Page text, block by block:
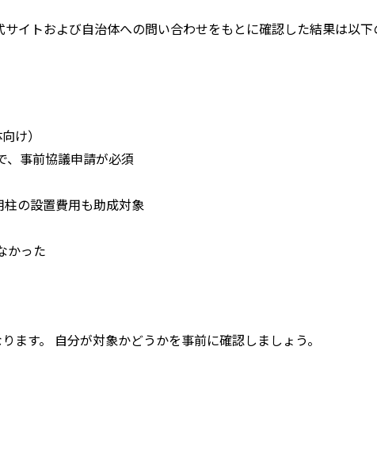
イトおよび自治体への問い合わせをもとに確認した結果は以下
け）
、事前協議申請が必須
の設置費用も助成対象
かった
ます。 自分が対象かどうかを事前に確認しましょう。